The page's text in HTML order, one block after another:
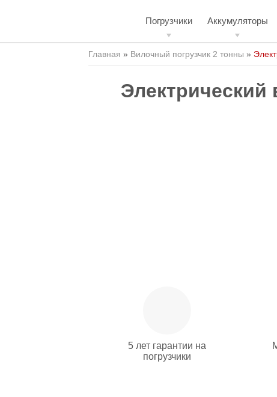
Погрузчики Аккумуляторы
Главная » Вилочный погрузчик 2 тонны »
Электрический
5 лет гарантии на
погрузчики